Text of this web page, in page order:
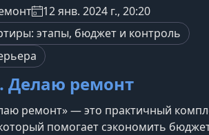
нюансами и отсутствие опыта
к лишним расходам и конфликтам с
Мы собрали реал
12 янв. 2024 г., 20:20
этапы, бюджет и контроль
Делаю ремонт
ремонт» — это практичный
помогает сэкономить